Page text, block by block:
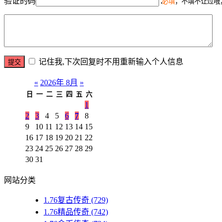
记住我,下次回复时不用重新输入个人信息
« 2026年 8月 »
日 一 二 三 四 五 六
1
2
3 4 5 6 7
8
9
10 11 12 13 14 15
16 17 18 19 20 21 22
23 24 25 26 27 28 29
30 31
网站分类
1.76复古传奇 (729)
1.76精品传奇 (742)